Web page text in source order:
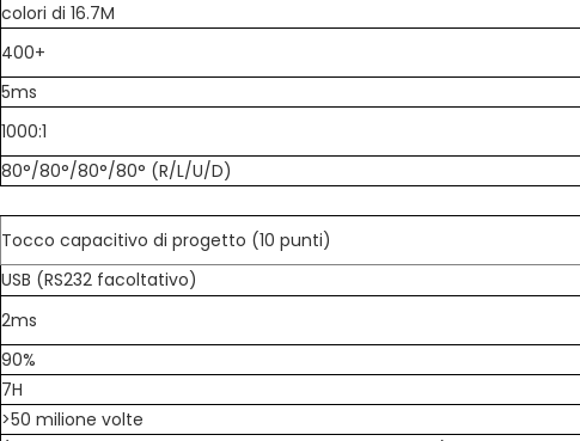
colori di 16.7M
400+
5ms
1000:1
80°/80°/80°/80° (R/L/U/D)
Tocco capacitivo di progetto (10 punti)
USB (RS232 facoltativo)
2ms
90%
7H
>50 milione volte